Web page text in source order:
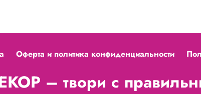
Оферта и политика конфиденциальности
– твори с